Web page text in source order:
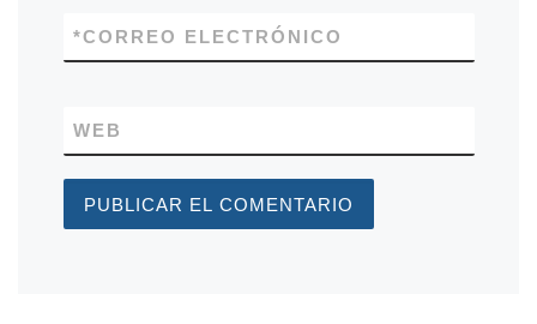
CORREO ELECTRÓNICO
*
WEB